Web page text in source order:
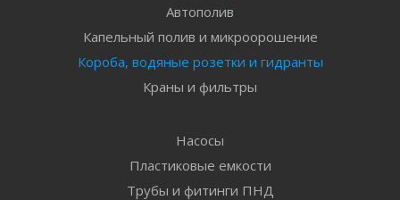
Автополив
Капельный полив и микроорошение
Короба, водяные розетки и гидранты
Краны и фильтры
Насосы
Пластиковые емкости
Трубы и фитинги ПНД